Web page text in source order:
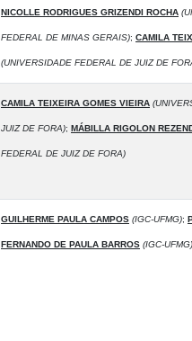
NICOLLE RODRIGUES GRIZENDI ROCHA
FEDERAL DE MINAS GERAIS); CAMILA
(UNIVERSIDADE FEDERAL DE JUIZ DE
CAMILA TEIXEIRA GOMES VIEIRA
JUIZ DE FORA); MÁBILLA RIGOLON
FEDERAL DE JUIZ DE FORA)
GUILHERME PAULA CAMPOS (IGC-UFMG);
FERNANDO DE PAULA BARROS (IGC-UFMG)